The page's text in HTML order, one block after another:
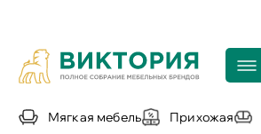
Мягкая мебель Прихожая